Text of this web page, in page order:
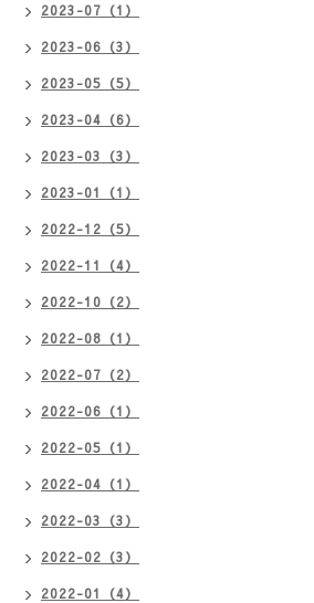
2023-07（1）
2023-06（3）
2023-05（5）
2023-04（6）
2023-03（3）
2023-01（1）
2022-12（5）
2022-11（4）
2022-10（2）
2022-08（1）
2022-07（2）
2022-06（1）
2022-05（1）
2022-04（1）
2022-03（3）
2022-02（3）
2022-01（4）